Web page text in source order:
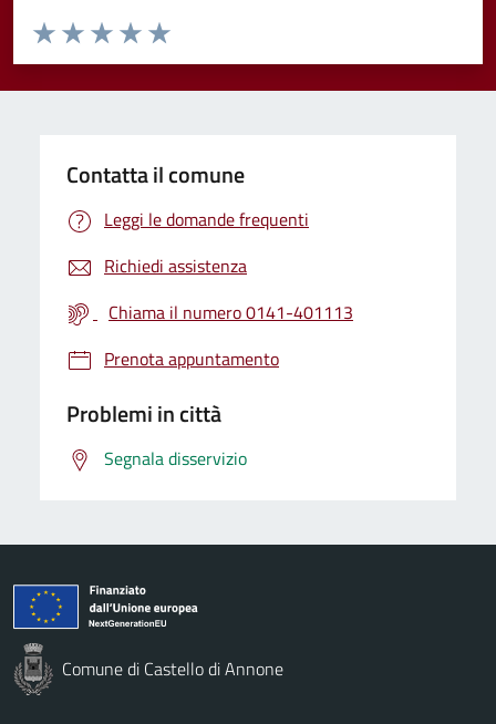
Valuta da 1 a 5 stelle la pagina
Valuta 5 stelle su 5
Valuta 4 stelle su 5
Valuta 3 stelle su 5
Valuta 2 stelle su 5
Valuta 1 stelle su 5
Contatta il comune
Leggi le domande frequenti
Richiedi assistenza
Chiama il numero 0141-401113
Prenota appuntamento
Problemi in città
Segnala disservizio
Comune di Castello di Annone